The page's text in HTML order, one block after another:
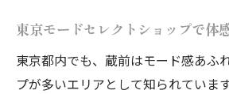
東京モードセレクトショップで体
東京都内でも、蔵前はモード感あふ
プが多いエリアとして知られていま